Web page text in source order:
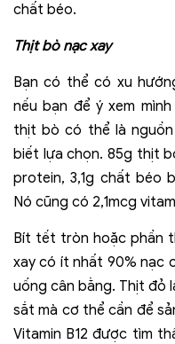
chất béo.
Thịt bò nạc xay
Bạn có thể có xu
nếu bạn để ý xem
thịt bò có thể là
biết lựa chọn. 85g thịt
protein, 3,1g chất béo
Nó cũng có 2,1mcg
Bít tết tròn hoặc phần
xay có ít nhất 90% nạc
uống cân bằng. Thịt đỏ
sắt mà cơ thể cần để
Vitamin B12 được tìm